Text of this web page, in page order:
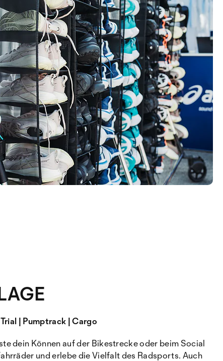
| Pumptrack | Cargo
dein Können auf der Bikestrecke oder beim Social
und erlebe die Vielfalt des Radsports. Auch